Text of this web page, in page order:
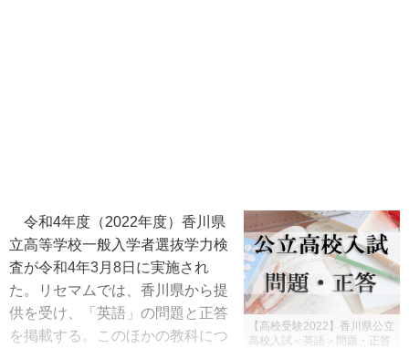
【高校受験2022】香川県公立
高校入試＜英語＞問題・正答
令和4年度（2022年度）香川県
立高等学校一般入学者選抜学力検
査が令和4年3月8日に実施され
た。リセマムでは、香川県から提
供を受け、「英語」の問題と正答
を掲載する。このほかの教科につ